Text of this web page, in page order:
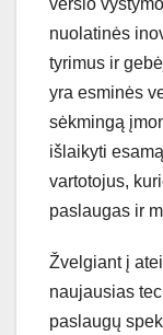
verslo
nuolatinės
tyrimus ir
yra esminės
sėkmingą
išlaikyti
vartotojus,
paslaugas ir
Žvelgiant į
naujausias
paslaugų